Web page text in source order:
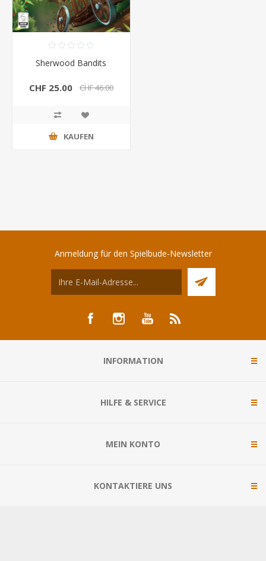
Sherwood Bandits
CHF 25.00 CHF 46.00
KAUFEN
Anmeldung für den Spielbude-Newsletter
INFORMATION
HILFE & SERVICE
MEIN KONTO
KONTAKTIERE UNS